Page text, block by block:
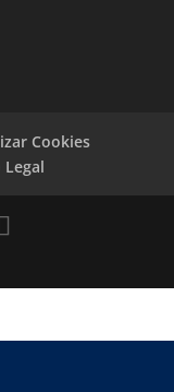
Cookies
Legal